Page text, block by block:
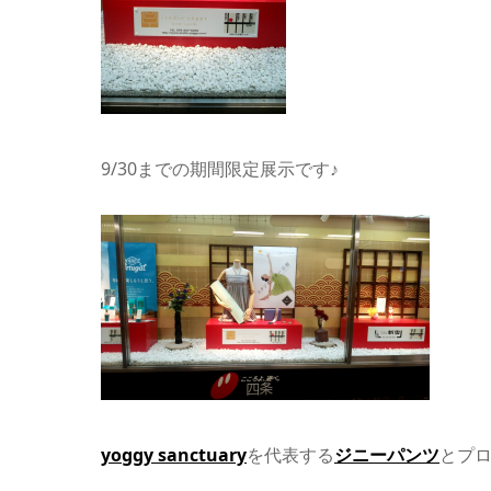
9/30までの期間限定展示です♪
yoggy sanctuaryを代表するジニーパンツとプ